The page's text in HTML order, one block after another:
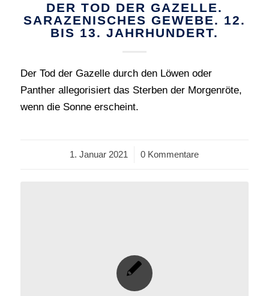
DER TOD DER GAZELLE.
SARAZENISCHES GEWEBE. 12.
BIS 13. JAHRHUNDERT.
Der Tod der Gazelle durch den Löwen oder
Panther allegorisiert das Sterben der Morgenröte,
wenn die Sonne erscheint.
1. Januar 2021
/ 0 Kommentare